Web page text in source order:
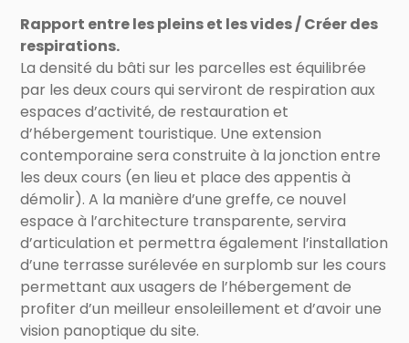
Rapport entre les pleins et les vides / Créer des
respirations.
La densité du bâti sur les parcelles est équilibrée
par les deux cours qui serviront de respiration aux
espaces d’activité, de restauration et
d’hébergement touristique. Une extension
contemporaine sera construite à la jonction entre
les deux cours (en lieu et place des appentis à
démolir). A la manière d’une greffe, ce nouvel
espace à l’architecture transparente, servira
d’articulation et permettra également l’installation
d’une terrasse surélevée en surplomb sur les cours
permettant aux usagers de l’hébergement de
profiter d’un meilleur ensoleillement et d’avoir une
vision panoptique du site.